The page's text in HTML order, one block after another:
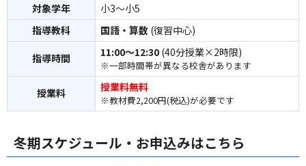
対象学年
小3～小5
指導教科
国語・算数 (復習中心)
指導時間 11:00～12:30 (40分授業×2時限)
※一部時間帯が異なる校舎があります
授業料 授業料無料
※教材費2,200円(税込)が必要です
冬期スケジュール・お申込みはこちら